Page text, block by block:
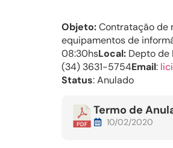
Objeto:Contratação de
equipamentos de
08:30hsLocal: Depto de
(34) 3631-5754Email:
Status: Anulado
Termo de
10/02/2020